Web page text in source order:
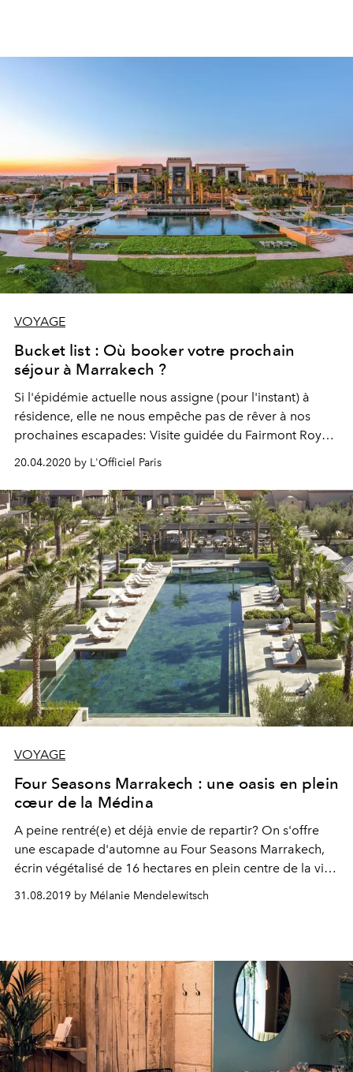
VOYAGE
Bucket list : Où booker votre prochain
séjour à Marrakech ?
Si l'épidémie actuelle nous assigne (pour l'instant) à
résidence, elle ne nous empêche pas de rêver à nos
prochaines escapades: Visite guidée du Fairmont Royal
Palm Marrakech, destination idéale où booker son
prochain séjour à Marrakech, fût-il lointain.
20.04.2020 by L'Officiel Paris
VOYAGE
Four Seasons Marrakech : une oasis en plein
cœur de la Médina
A peine rentré(e) et déjà envie de repartir? On s'offre
une escapade d'automne au Four Seasons Marrakech,
écrin végétalisé de 16 hectares en plein centre de la ville
31.08.2019 by Mélanie Mendelewitsch